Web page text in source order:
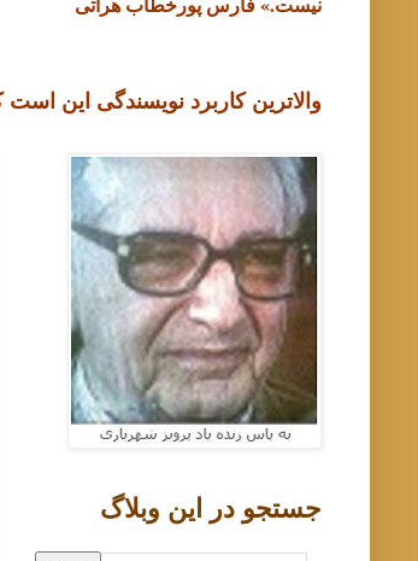
والاترین کاربرد نویسندگی این است
جستجو در اين وبلاگ